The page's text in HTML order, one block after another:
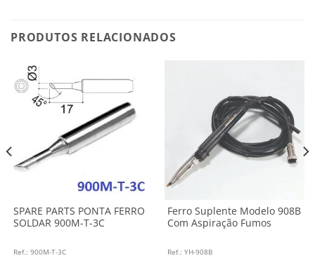
PRODUTOS RELACIONADOS
SPARE PARTS PONTA FERRO
SOLDAR 900M-T-3C
Ref.: 900M-T-3C
Ferro Suplente Modelo 908B
Com Aspiração Fumos
Ref.: YH-908B